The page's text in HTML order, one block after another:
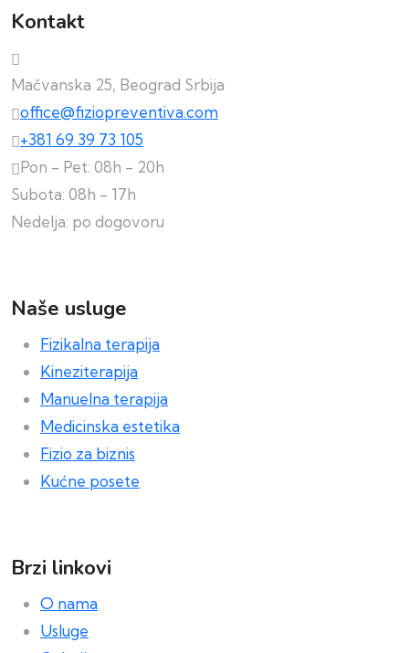
Kontakt
Mačvanska 25, Beograd Srbija
office@fiziopreventiva.com
+381 69 39 73 105
Pon - Pet: 08h - 20h
Subota: 08h - 17h
Nedelja: po dogovoru
Naše usluge
Fizikalna terapija
Kineziterapija
Manuelna terapija
Medicinska estetika
Fizio za biznis
Kućne posete
Brzi linkovi
O nama
Usluge